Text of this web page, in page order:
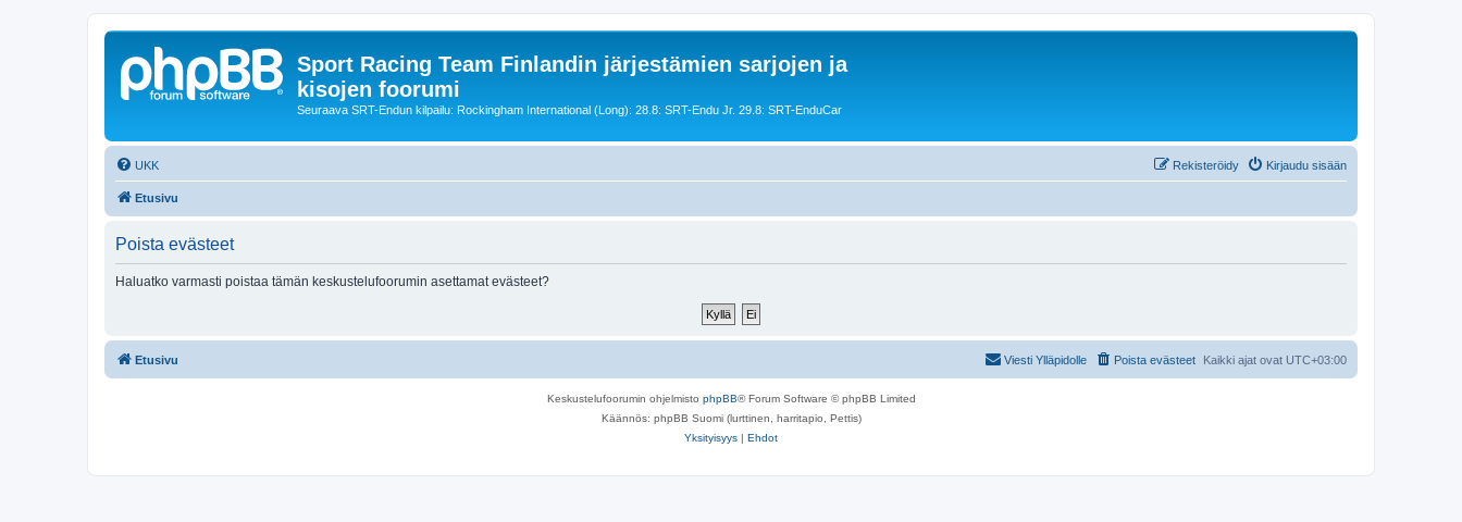
Sport Racing Team Finlandin järjestämien sarjojen ja
kisojen foorumi
Seuraava SRT-Endun kilpailu: Rockingham International (Long): 28.8: SRT-Endu Jr. 29.8: SRT-EnduCar
UKK Kirjaudu sisään
Rekisteröidy
Etusivu
Poista evästeet
Haluatko varmasti poistaa tämän keskustelufoorumin asettamat evästeet?
Etusivu Kaikki ajat ovat UTC+03:00
Poista evästeet
Viesti Ylläpidolle
Keskustelufoorumin ohjelmisto phpBB® Forum Software © phpBB Limited
Käännös: phpBB Suomi (lurttinen, harritapio, Pettis)
Yksityisyys | Ehdot